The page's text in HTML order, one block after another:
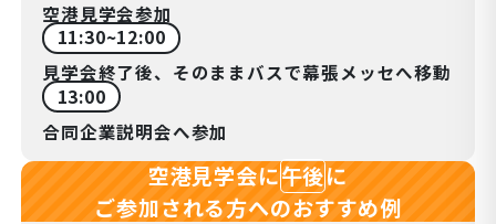
空港見学会参加
11:30~12:00
見学会終了後、そのままバスで幕張メッセへ移動
13:00
合同企業説明会へ参加
空港見学会に午後に
ご参加される方へのおすすめ例